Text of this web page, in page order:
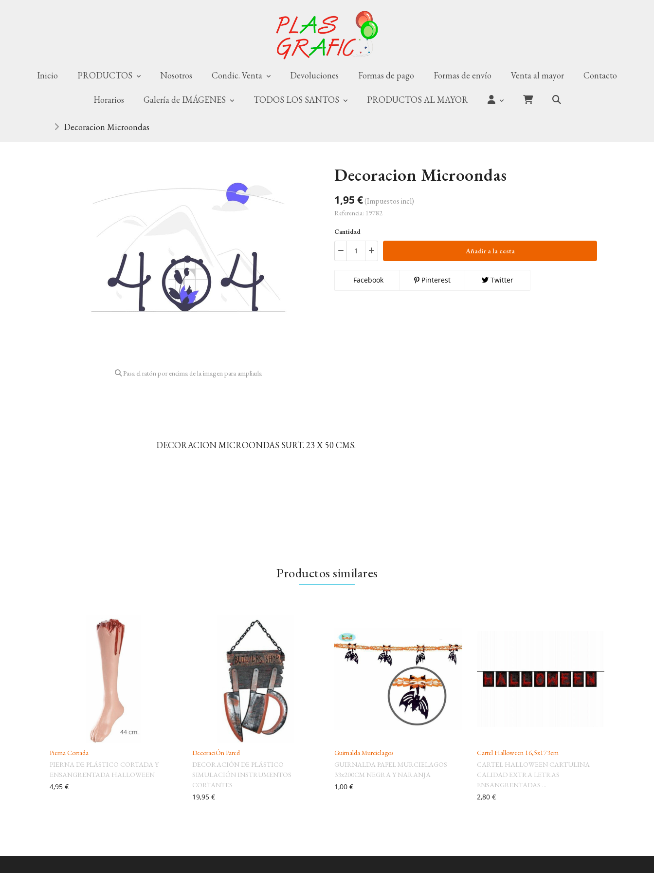
Inicio PRODUCTOS Nosotros Condic. Venta Devoluciones Formas de pago Formas de envío Venta al mayor Contacto
Horarios Galería de IMÁGENES TODOS LOS SANTOS PRODUCTOS AL MAYOR
Decoracion Microondas
Pasa el ratón por encima de la imagen para ampliarla
Decoracion Microondas
1,95 €(Impuestos incl)
Referencia: 19782
Cantidad
Añadir a la cesta
Facebook Pinterest Twitter
DECORACION MICROONDAS SURT. 23 X 50 CMS.
Productos similares
Pierna Cortada
PIERNA DE PLÁSTICO CORTADA Y
ENSANGRENTADA HALLOWEEN
4,95 €
DecoraciÓn Pared
DECORACIÓN DE PLÁSTICO
SIMULACIÓN INSTRUMENTOS
CORTANTES
19,95 €
Guirnalda Murcielagos
GUIRNALDA PAPEL MURCIELAGOS
33x200CM NEGRA Y NARANJA
1,00 €
Cartel Halloween 16,5x173cm
CARTEL HALLOWEEN CARTULINA
CALIDAD EXTRA LETRAS
ENSANGRENTADAS ...
2,80 €